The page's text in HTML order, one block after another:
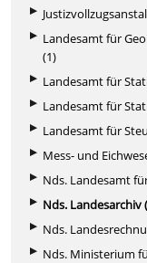
Landesamt für
(1)
Landesamt für
Landesamt für
Landesamt für
Mess- und
Nds. Landesamt
Nds. Landesarchiv
Nds.
Nds. Ministerium